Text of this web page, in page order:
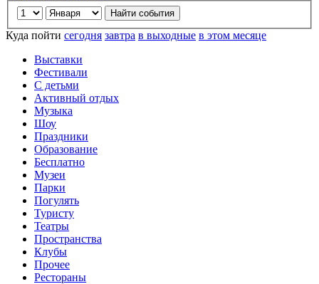
Куда пойти сегодня завтра в выходные в этом месяце
Выставки
Фестивали
С детьми
Активный отдых
Музыка
Шоу
Праздники
Образование
Бесплатно
Музеи
Парки
Погулять
Туристу
Театры
Пространства
Клубы
Прочее
Рестораны